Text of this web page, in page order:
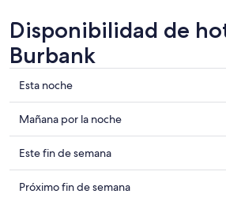
Disponibilidad de
Burbank
Ver
precios
de
propiedades
en
Burbank
para
Esta noche
Ver
precios
de
propiedades
en
Mañana por la noche
Ver
precios
de
Este fin de semana
Ver
Próximo fin de semana